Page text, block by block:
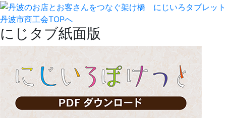
丹波市商工会TOPへ
にじタブ紙面版